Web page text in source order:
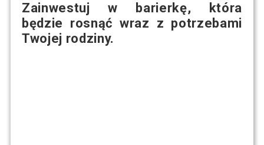
Zainwestuj w barierkę, która
będzie rosnąć wraz z potrzebami
Twojej rodziny.